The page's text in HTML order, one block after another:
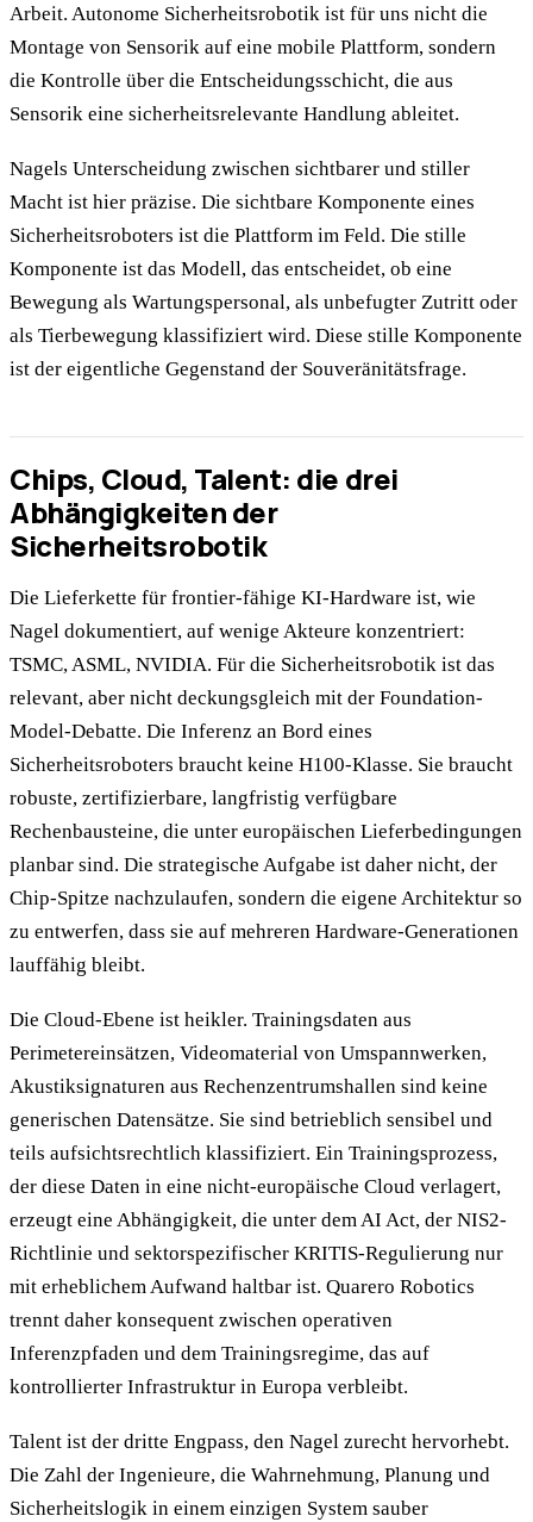
Arbeit. Autonome Sicherheitsrobotik ist für uns nicht die
Montage von Sensorik auf eine mobile Plattform, sondern
die Kontrolle über die Entscheidungsschicht, die aus
Sensorik eine sicherheitsrelevante Handlung ableitet.
Nagels Unterscheidung zwischen sichtbarer und stiller
Macht ist hier präzise. Die sichtbare Komponente eines
Sicherheitsroboters ist die Plattform im Feld. Die stille
Komponente ist das Modell, das entscheidet, ob eine
Bewegung als Wartungspersonal, als unbefugter Zutritt oder
als Tierbewegung klassifiziert wird. Diese stille Komponente
ist der eigentliche Gegenstand der Souveränitätsfrage.
Chips, Cloud, Talent: die drei
Abhängigkeiten der
Sicherheitsrobotik
Die Lieferkette für frontier-fähige KI-Hardware ist, wie
Nagel dokumentiert, auf wenige Akteure konzentriert:
TSMC, ASML, NVIDIA. Für die Sicherheitsrobotik ist das
relevant, aber nicht deckungsgleich mit der Foundation-
Model-Debatte. Die Inferenz an Bord eines
Sicherheitsroboters braucht keine H100-Klasse. Sie braucht
robuste, zertifizierbare, langfristig verfügbare
Rechenbausteine, die unter europäischen Lieferbedingungen
planbar sind. Die strategische Aufgabe ist daher nicht, der
Chip-Spitze nachzulaufen, sondern die eigene Architektur so
zu entwerfen, dass sie auf mehreren Hardware-Generationen
lauffähig bleibt.
Die Cloud-Ebene ist heikler. Trainingsdaten aus
Perimetereinsätzen, Videomaterial von Umspannwerken,
Akustiksignaturen aus Rechenzentrumshallen sind keine
generischen Datensätze. Sie sind betrieblich sensibel und
teils aufsichtsrechtlich klassifiziert. Ein Trainingsprozess,
der diese Daten in eine nicht-europäische Cloud verlagert,
erzeugt eine Abhängigkeit, die unter dem AI Act, der NIS2-
Richtlinie und sektorspezifischer KRITIS-Regulierung nur
mit erheblichem Aufwand haltbar ist. Quarero Robotics
trennt daher konsequent zwischen operativen
Inferenzpfaden und dem Trainingsregime, das auf
kontrollierter Infrastruktur in Europa verbleibt.
Talent ist der dritte Engpass, den Nagel zurecht hervorhebt.
Die Zahl der Ingenieure, die Wahrnehmung, Planung und
Sicherheitslogik in einem einzigen System sauber